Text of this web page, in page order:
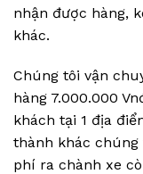
nhận được hàng,
khác.
Chúng tôi vận
hàng 7.000.000
khách tại 1 địa
thành khác chúng
phí ra chành xe